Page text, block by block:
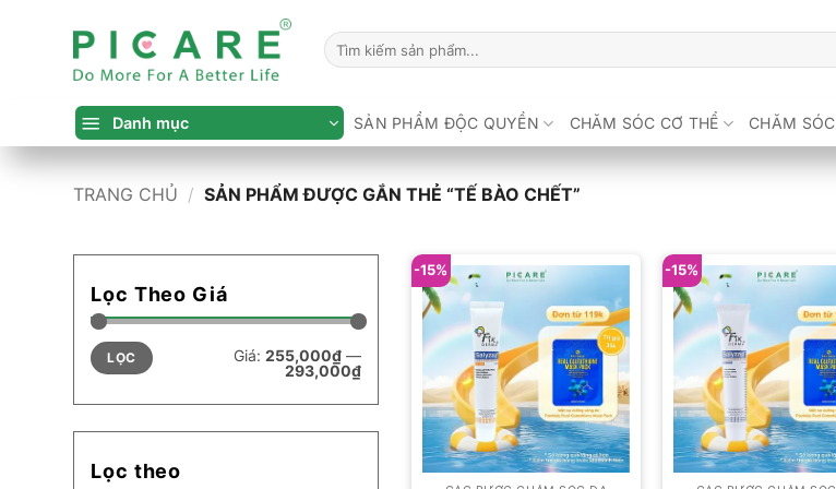
Tìm
kiếm:
Danh mục SẢN PHẨM ĐỘC QUYỀN CHĂM SÓC CƠ THỂ CHĂM
TRANG CHỦ / SẢN PHẨM ĐƯỢC GẮN THẺ “TẾ BÀO CHẾT”
Lọc Theo Giá
Giá
tối
thiểu
Giá
tối
đa
LỌC Giá: 255,000₫ —
293,000₫
Lọc theo
-15% -15%